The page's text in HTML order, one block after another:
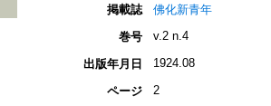
掲載誌
佛化新青年
巻号
v.2 n.4
出版年月日 1924.08
ページ 2